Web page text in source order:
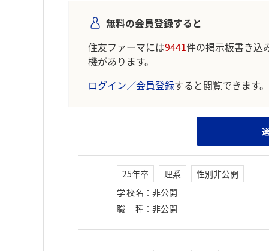
無料の会員登録すると
住友ファーマには9441件の掲示板書き込
機があります。
ログイン／会員登録すると閲覧できます。
25年卒 理系
性別非公開
学校名 ： 非公開
職種 ： 非公開